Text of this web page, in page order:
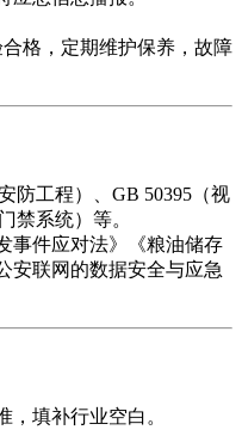
格，定期维护保养，故障
防工程）、GB 50395（视
禁系统）等。
事件应对法》《粮油储存
安联网的数据安全与应急
，填补行业空白。